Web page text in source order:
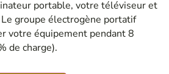
portable, votre téléviseur et
groupe électrogène portatif
votre équipement pendant 8
de charge).